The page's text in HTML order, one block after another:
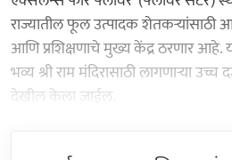
राज्यातील फूल उत्पादक शेतकऱ्यांसाठी
आणि प्रशिक्षणाचे मुख्य केंद्र ठरणार
भव्य श्री राम मंदिरासाठी लागणाऱ्या
देखील केला जाईल.